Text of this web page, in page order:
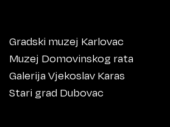
Gradski muzej Karlovac
Muzej Domovinskog rata
Galerija Vjekoslav Karas
Stari grad Dubovac